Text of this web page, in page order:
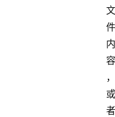
文
件
内
容
，
或
者